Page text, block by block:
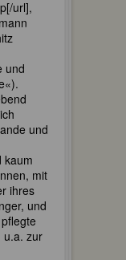
url],
und
und
kaum
mit
ihres
und
u.a. zur